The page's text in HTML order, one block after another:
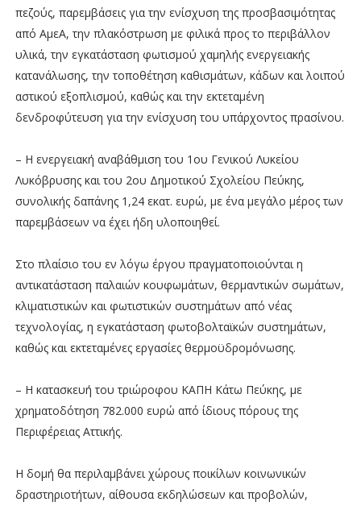
πεζούς, παρεμβάσεις για την ενίσχυση της προσβασιμότητας
από ΑμεΑ, την πλακόστρωση με φιλικά προς το περιβάλλον
υλικά, την εγκατάσταση φωτισμού χαμηλής ενεργειακής
κατανάλωσης, την τοποθέτηση καθισμάτων, κάδων και λοιπού
αστικού εξοπλισμού, καθώς και την εκτεταμένη
δενδροφύτευση για την ενίσχυση του υπάρχοντος πρασίνου.
– Η ενεργειακή αναβάθμιση του 1ου Γενικού Λυκείου
Λυκόβρυσης και του 2ου Δημοτικού Σχολείου Πεύκης,
συνολικής δαπάνης 1,24 εκατ. ευρώ, με ένα μεγάλο μέρος των
παρεμβάσεων να έχει ήδη υλοποιηθεί.
Στο πλαίσιο του εν λόγω έργου πραγματοποιούνται η
αντικατάσταση παλαιών κουφωμάτων, θερμαντικών σωμάτων,
κλιματιστικών και φωτιστικών συστημάτων από νέας
τεχνολογίας, η εγκατάσταση φωτοβολταϊκών συστημάτων,
καθώς και εκτεταμένες εργασίες θερμοϋδρομόνωσης.
– Η κατασκευή του τριώροφου ΚΑΠΗ Κάτω Πεύκης, με
χρηματοδότηση 782.000 ευρώ από ίδιους πόρους της
Περιφέρειας Αττικής.
Η δομή θα περιλαμβάνει χώρους ποικίλων κοινωνικών
δραστηριοτήτων, αίθουσα εκδηλώσεων και προβολών,